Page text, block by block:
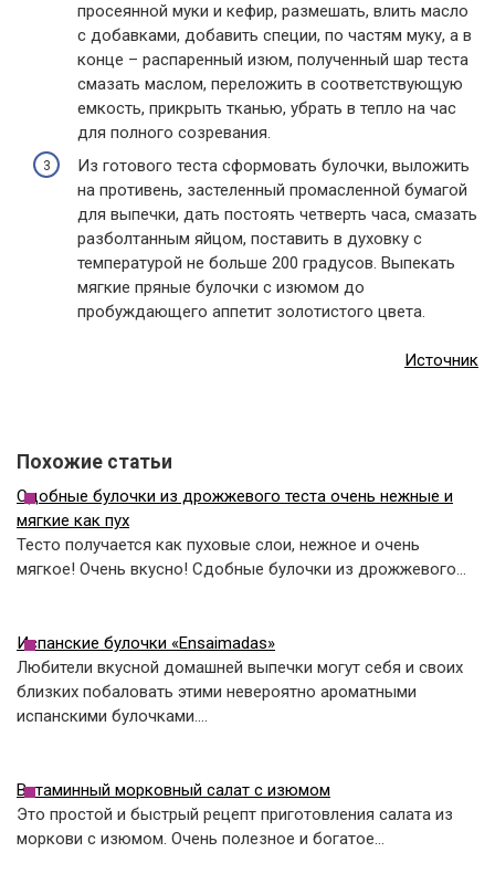
просеянной муки и кефир, размешать, влить масло
с добавками, добавить специи, по частям муку, а в
конце – распаренный изюм, полученный шар теста
смазать маслом, переложить в соответствующую
емкость, прикрыть тканью, убрать в тепло на час
для полного созревания.
Из готового теста сформовать булочки, выложить
на противень, застеленный промасленной бумагой
для выпечки, дать постоять четверть часа, смазать
разболтанным яйцом, поставить в духовку с
температурой не больше 200 градусов. Выпекать
мягкие пряные булочки с изюмом до
пробуждающего аппетит золотистого цвета.
Источник
Похожие статьи
Сдобные булочки из дрожжевого теста очень нежные и
мягкие как пух
Тесто получается как пуховые слои, нежное и очень
мягкое! Очень вкусно! Сдобные булочки из дрожжевого…
Испанские булочки «Ensaimadas»
Любители вкусной домашней выпечки могут себя и своих
близких побаловать этими невероятно ароматными
испанскими булочками.…
Витаминный морковный салат с изюмом
Это простой и быстрый рецепт приготовления салата из
моркови с изюмом. Очень полезное и богатое…